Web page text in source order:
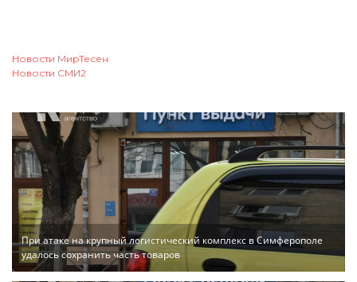
Новости МирТесен
Новости СМИ2
При атаке на крупный логистический комплекс в Симферополе
удалось сохранить часть товаров